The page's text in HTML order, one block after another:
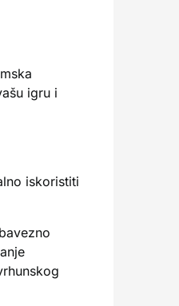
igru i
iskoristiti